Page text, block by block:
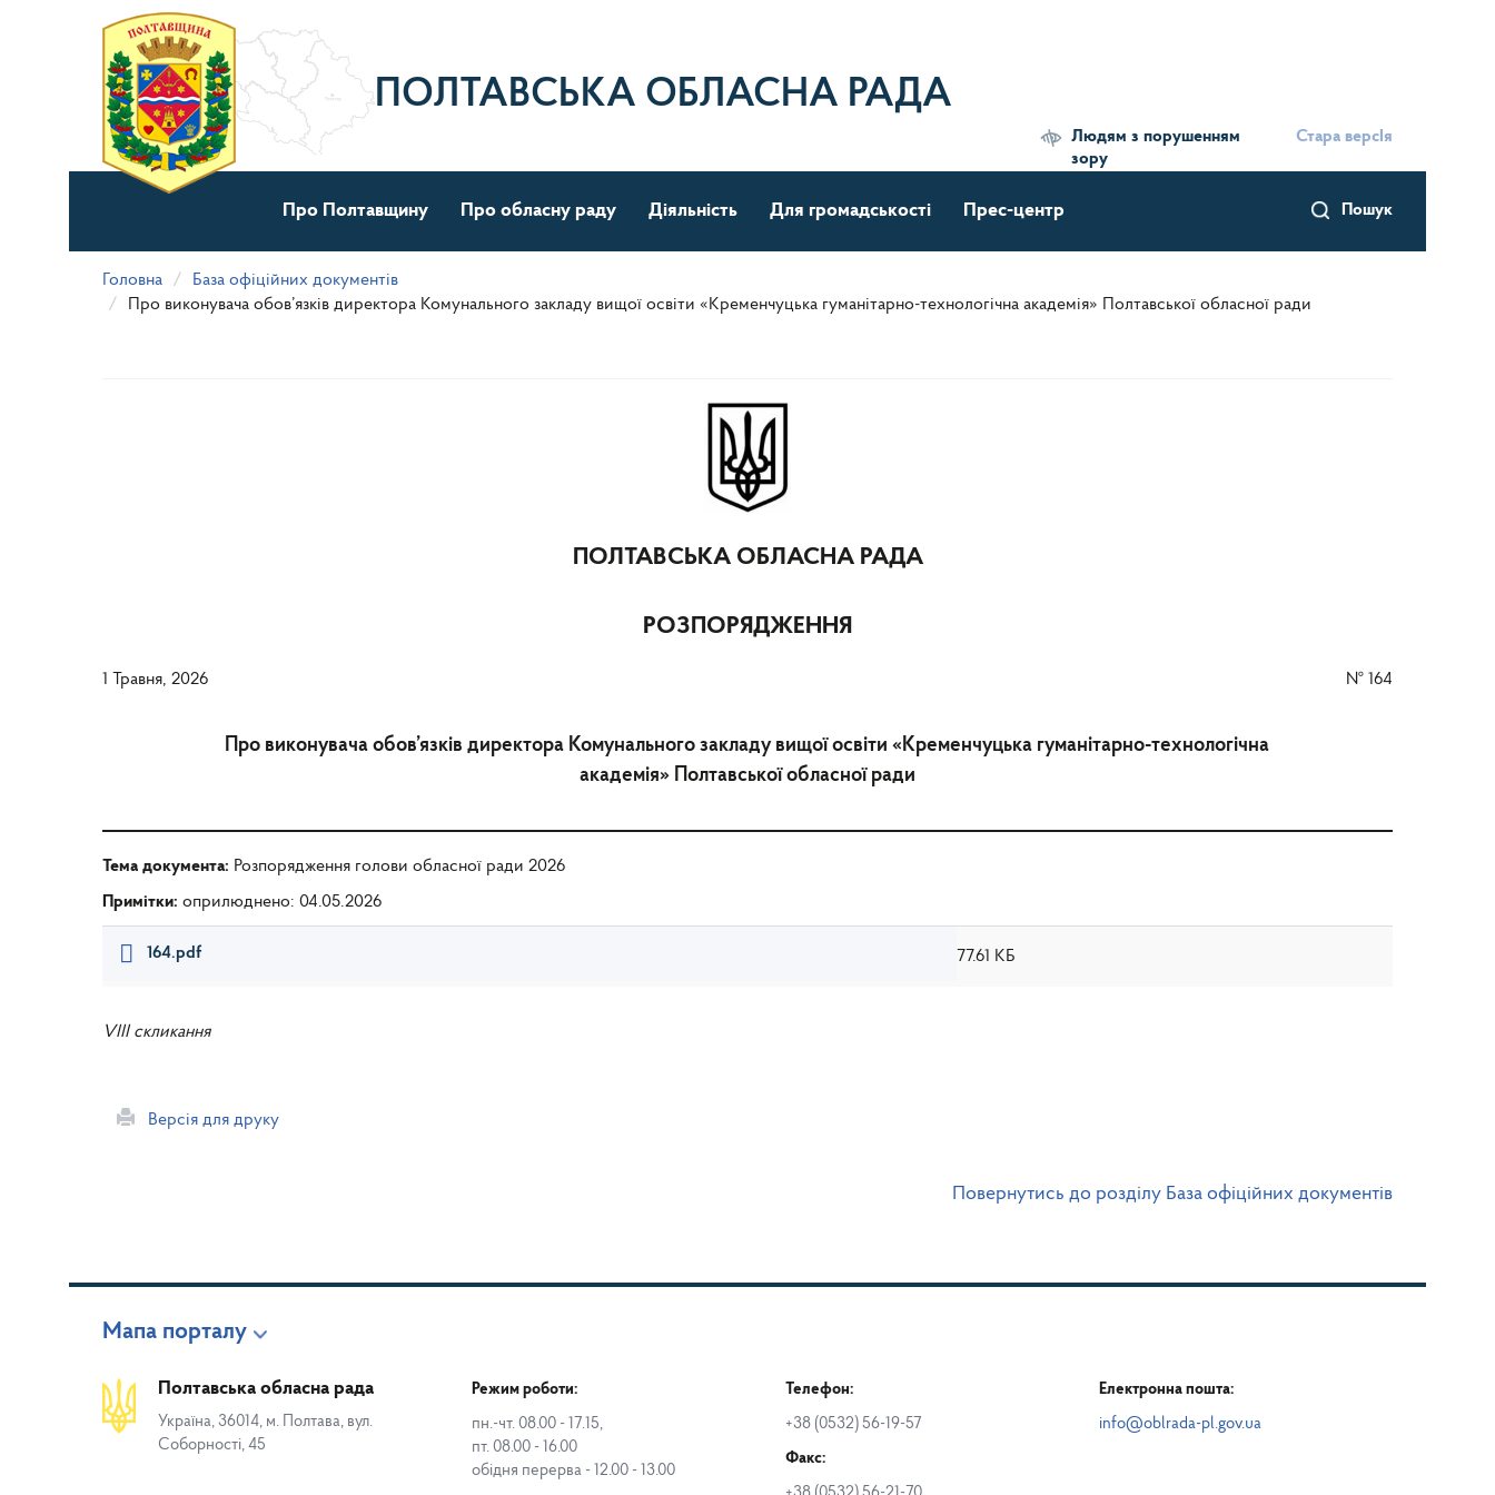
матеріалу
ПОЛТАВСЬКА ОБЛАСНА РАДА
Людям з порушенням
зору
Стара версІя
Пошук
Про Полтавщину Про обласну раду Діяльність Для громадськості Прес-центр
Головна
База офіційних документів
Про виконувача обов’язків директора Комунального закладу вищої освіти «Кременчуцька гуманітарно-технологічна академія» Полтавської обласної ради
ПОЛТАВСЬКА ОБЛАСНА РАДА
РОЗПОРЯДЖЕННЯ
1 Травня, 2026 № 164
Про виконувача обов’язків директора Комунального закладу вищої освіти «Кременчуцька гуманітарно-технологічна
академія» Полтавської обласної ради
Тема документа: Розпорядження голови обласної ради 2026
Примітки: оприлюднено: 04.05.2026
164.pdf 77.61 КБ
VIII скликання
Версія для друку
Повернутись до розділу База офіційних документів
Мапа порталу
Полтавська обласна рада
Україна, 36014, м. Полтава, вул.
Соборності, 45
Режим роботи:
пн.-чт. 08.00 - 17.15,
пт. 08.00 - 16.00
обідня перерва - 12.00 - 13.00
Телефон:
+38 (0532) 56-19-57
Факс:
Електронна пошта:
info@oblrada-pl.gov.ua